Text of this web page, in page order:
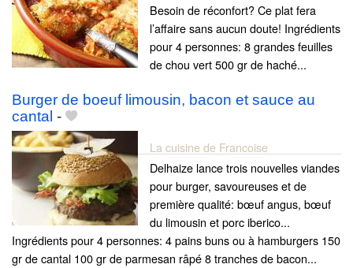
Besoin de réconfort? Ce plat fera
l’affaire sans aucun doute! Ingrédients
pour 4 personnes: 8 grandes feuilles
de chou vert 500 gr de haché...
Burger de boeuf limousin, bacon et sauce au
cantal -
La cuisine de Francoise
Delhaize lance trois nouvelles viandes
pour burger, savoureuses et de
première qualité: bœuf angus, bœuf
du limousin et porc iberico...
Ingrédients pour 4 personnes: 4 pains buns ou à hamburgers 150
gr de cantal 100 gr de parmesan râpé 8 tranches de bacon...